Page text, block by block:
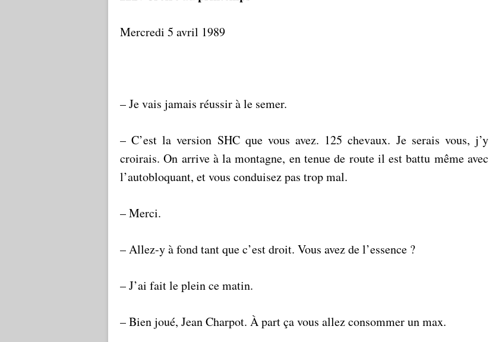
Mercredi 5 avril 1989
– Je vais jamais réussir à le semer.
– C’est la version SHC que vous avez. 125 chevaux. Je serais vous, j’y
croirais. On arrive à la montagne, en tenue de route il est battu même avec
l’autobloquant, et vous conduisez pas trop mal.
– Merci.
– Allez-y à fond tant que c’est droit. Vous avez de l’essence ?
– J’ai fait le plein ce matin.
– Bien joué, Jean Charpot. À part ça vous allez consommer un max.